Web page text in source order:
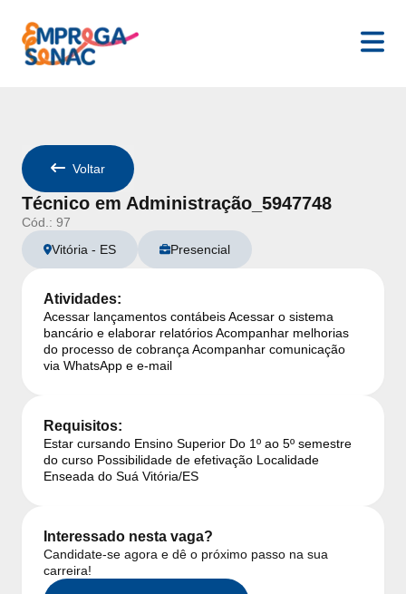
Voltar
Técnico em Administração_5947748
Cód.: 97
Vitória - ES Presencial
Atividades:
Acessar lançamentos contábeis Acessar o sistema
bancário e elaborar relatórios Acompanhar melhorias
do processo de cobrança Acompanhar comunicação
via WhatsApp e e-mail
Requisitos:
Estar cursando Ensino Superior Do 1º ao 5º semestre
do curso Possibilidade de efetivação Localidade
Enseada do Suá Vitória/ES
Interessado nesta vaga?
Candidate-se agora e dê o próximo passo na sua
carreira!